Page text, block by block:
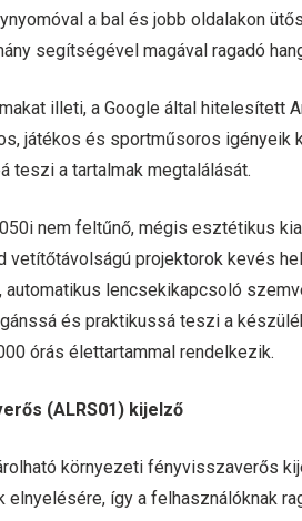
a bal és jobb oldalakon
segítségével magával ragadó
illeti, a Google által hitelesített
játékos és sportműsoros igényeik
teszi a tartalmak megtalálását.
nem feltűnő, mégis esztétikus
vetítőtávolságú projektorok kevés
automatikus lencsekikapcsoló
és praktikussá teszi a
órás élettartammal rendelkezik.
(ALRS01) kijelző
környezeti fényvisszaverős
elnyelésére, így a felhasználóknak